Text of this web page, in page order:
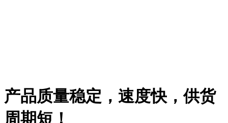
产品质量稳定，速度快，供货
周期短！